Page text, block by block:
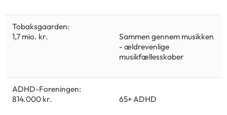
Tobaksgaarden:
1,7 mio. kr.
Sammen gennem musikken
- ældrevenlige
musikfællesskaber
ADHD-Foreningen:
814.000 kr.
65+ ADHD